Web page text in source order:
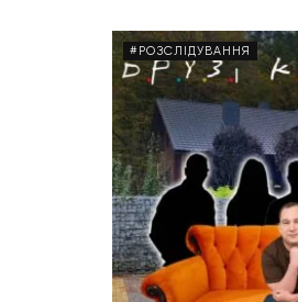
#РОЗСЛІДУВАННЯ